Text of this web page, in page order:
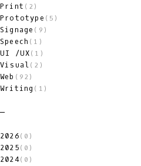
Print (2)
Prototype (5)
Signage (9)
Speech (1)
UI /UX (1)
Visual (2)
Web (92)
Writing (1)
2026 (0)
2025 (0)
2024(0)